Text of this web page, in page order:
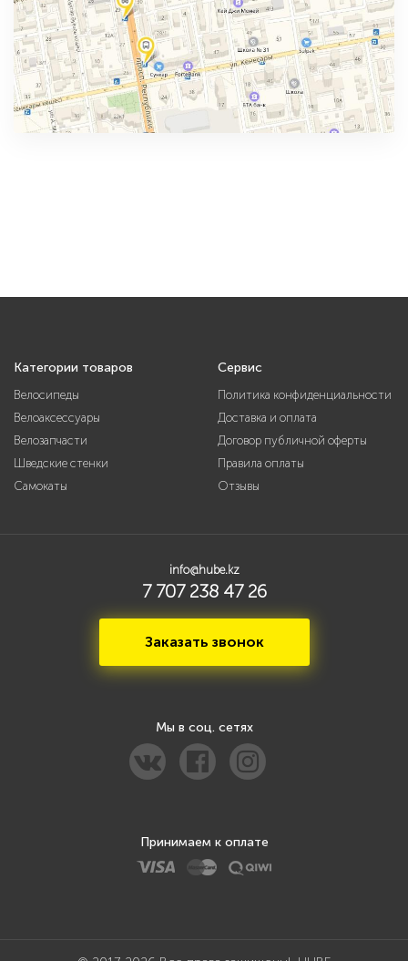
Категории товаров
Велосипеды
Велоаксессуары
Шведские стенки
Сервис
Политика конфиденциальности
Доставка и оплата
Договор публичной оферты
Правила оплаты
info@hube.kz
7 707 238 47 26
Заказать звонок
Мы в соц. сетях
Принимаем к оплате